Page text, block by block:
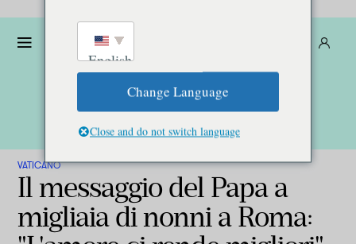
VATICANO
Il messaggio del Papa a
migliaia di nonni a Roma:
English
Change Language
Close and do not switch language